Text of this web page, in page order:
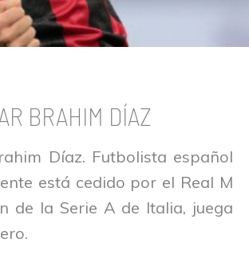
BRAHIM DÍAZ
Díaz. Futbolista español
está cedido por el Real M
de la Serie A de Italia, juega